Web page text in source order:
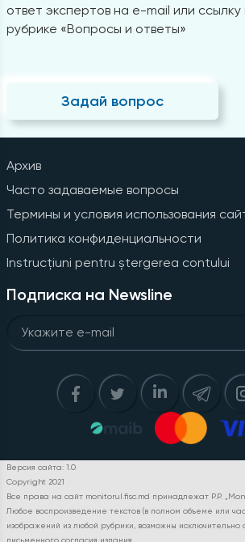
ответ экспертов на e-mail или
рубрике «Вопросы и ответы»
Задай вопрос
Архив
Часто задаваемые вопросы
Термины и условия использования
Политика конфиденциальности
Instrucțiuni pentru ștergerea contului
Подписка на Newsline
Версия сайта: 1.0
Copyright 2021
Все права на сайт monitorul.fisc.md принадлежат P.P.
Любое воспроизведение текстов (в полном объеме или
изображений из любой рубрики, возможны исключительно